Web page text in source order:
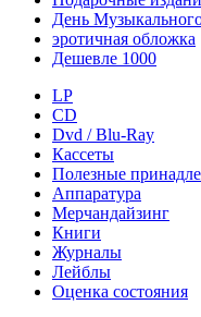
День
эротичная обложка
Дешевле 1000
LP
CD
Dvd / Blu-Ray
Кассеты
Полезные
Аппаратура
Мерчандайзинг
Книги
Журналы
Лейблы
Оценка состояния